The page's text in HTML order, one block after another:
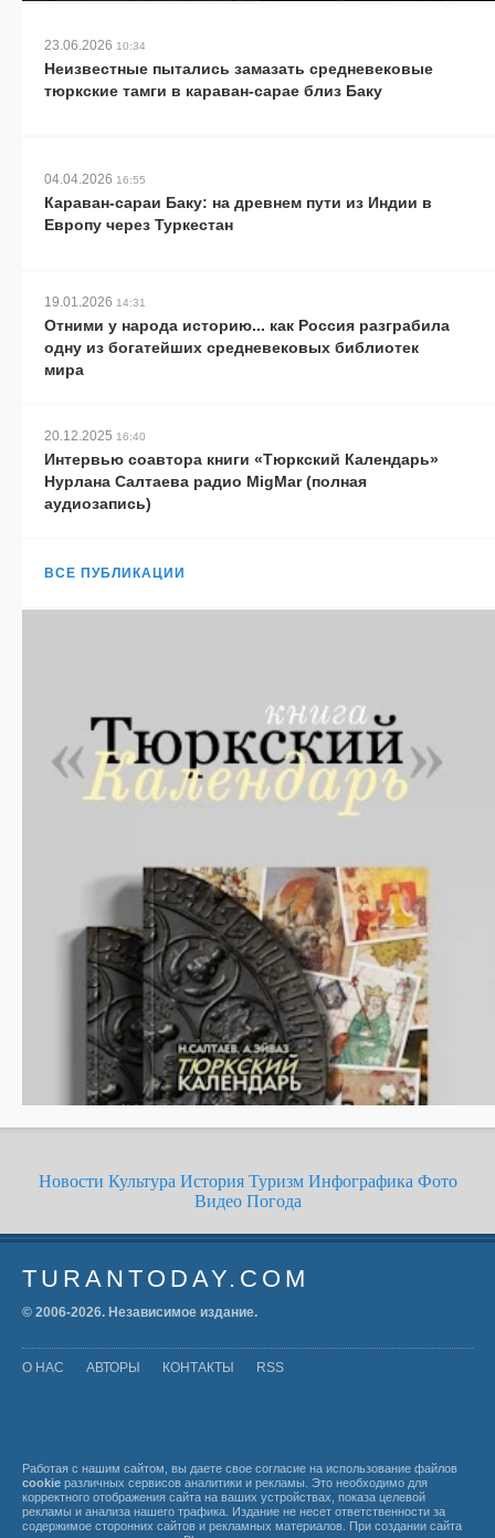
23.06.2026 10:34
Неизвестные пытались замазать средневековые
тюркские тамги в караван-сарае близ Баку
04.04.2026 16:55
Караван-сараи Баку: на древнем пути из Индии в
Европу через Туркестан
19.01.2026 14:31
Отними у народа историю... как Россия разграбила
одну из богатейших средневековых библиотек
мира
20.12.2025 16:40
Интервью соавтора книги «Тюркский Календарь»
Нурлана Салтаева радио MigMar (полная
аудиозапись)
ВСЕ ПУБЛИКАЦИИ
Новости Культура История Туризм Инфографика Фото
Видео Погода
TURANTODAY.COM
© 2006-2026. Независимое издание.
О НАС АВТОРЫ КОНТАКТЫ RSS
Работая с нашим сайтом, вы даете свое согласие на использование файлов
cookie различных сервисов аналитики и рекламы. Это необходимо для
корректного отображения сайта на ваших устройствах, показа целевой
рекламы и анализа нашего трафика. Издание не несет ответственности за
содержимое сторонних сайтов и рекламных материалов. При создании сайта